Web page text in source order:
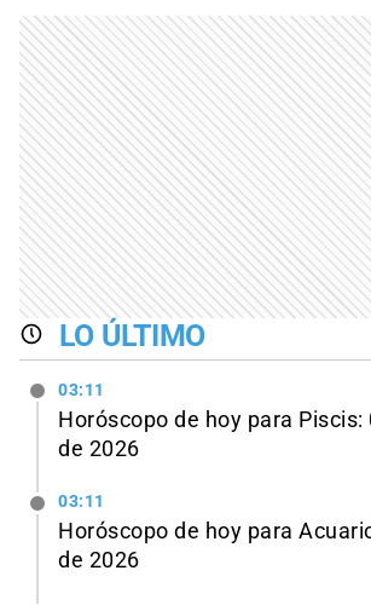
LO ÚLTIMO
03:11
Horóscopo de hoy para
de 2026
03:11
Horóscopo de hoy para
de 2026